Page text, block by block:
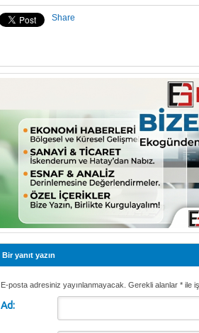
Share
Bir yanıt yazın
E-posta adresiniz yayınlanmayacak. Gerekli alanlar * ile
Ad: